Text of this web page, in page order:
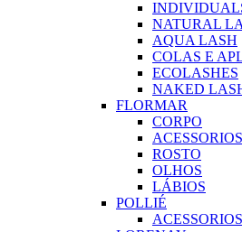
NATURAL
AQUA LASH
COLAS E
ECOLASHES
NAKED
FLORMAR
CORPO
ACESSORIOS
ROSTO
OLHOS
LÁBIOS
POLLIÉ
ACESSORIOS